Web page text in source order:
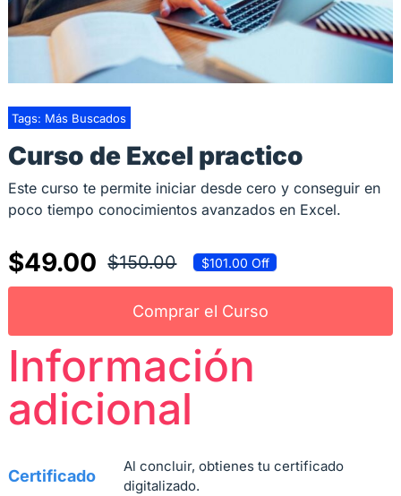
Tags: Más Buscados
Curso de Excel practico
Este curso te permite iniciar desde cero y conseguir en
poco tiempo conocimientos avanzados en Excel.
$150.00
El
precio
original
era:
$150.00.
$49.00
El
precio
actual
es:
$49.00.
$101.00 Off
Comprar el Curso
Información
adicional
Certificado
Al concluir, obtienes tu certificado
digitalizado.